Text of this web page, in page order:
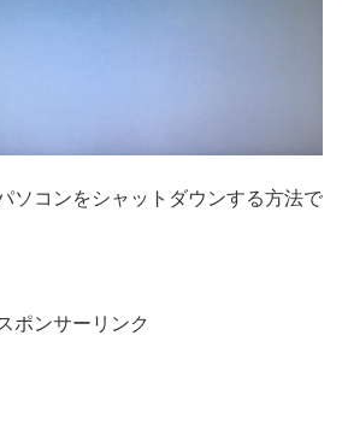
ソコンをシャットダウンする方法で
ポンサーリンク